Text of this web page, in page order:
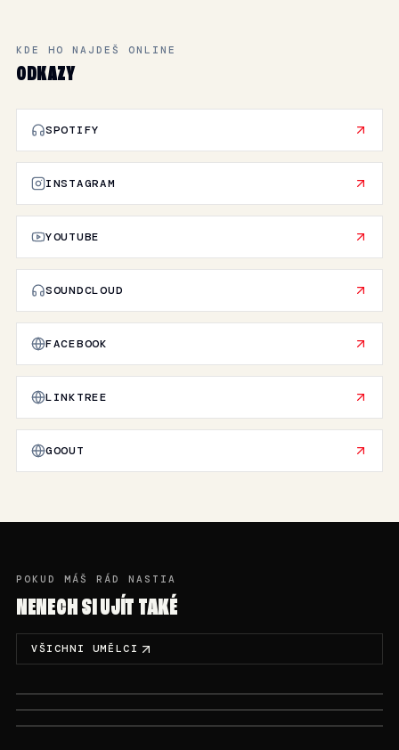
KDE HO NAJDEŠ ONLINE
ODKAZY
SPOTIFY
INSTAGRAM
YOUTUBE
SOUNDCLOUD
FACEBOOK
LINKTREE
GOOUT
POKUD MÁŠ RÁD NASTIA
NENECH SI UJÍT TAKÉ
VŠICHNI UMĚLCI
ARNII
BRATŘI